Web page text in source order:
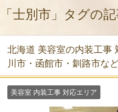
「士別市」タグの
北海道 美容室の内装工事
川市・函館市・釧路市な
美容室 内装工事 対応エリア